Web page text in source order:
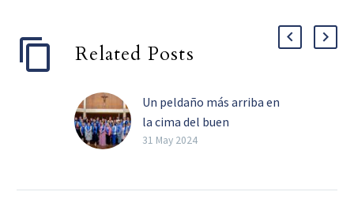
Related Posts
Un peldaño más arriba en
la cima del buen
discipulado
31 May 2024